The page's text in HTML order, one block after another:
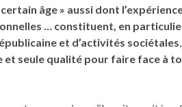
âge » aussi dont
… constituent, en
et d’activités sociétales,
et seule qualité pour faire face à